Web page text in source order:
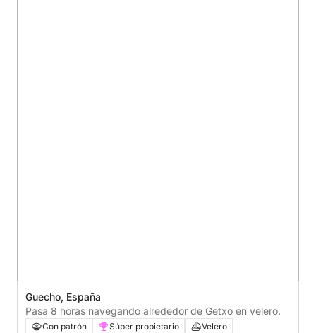
Guecho, España
Pasa 8 horas navegando alrededor de Getxo en velero.
Con patrón Súper propietario
Velero